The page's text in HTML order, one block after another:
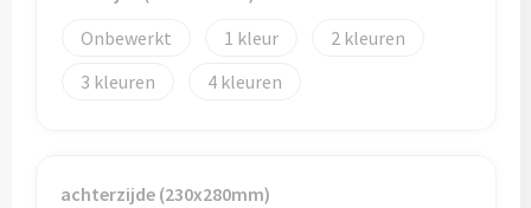
Bidons
Onbewerkt
1
2
3
4
achterzijde (230x280mm)